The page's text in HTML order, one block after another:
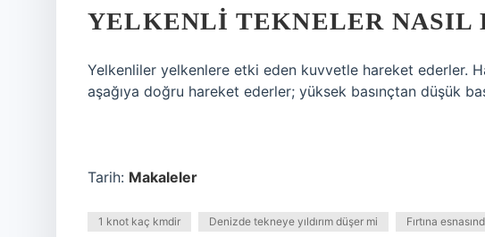
YELKENLI TEKNELER NASIL
Yelkenliler yelkenlere etki eden kuvvetle hareket ederler.
aşağıya doğru hareket ederler; yüksek basınçtan düşük
Tarih: Makaleler
1 knot kaç kmdir Denizde tekneye yıldırım düşer mi Fırtına